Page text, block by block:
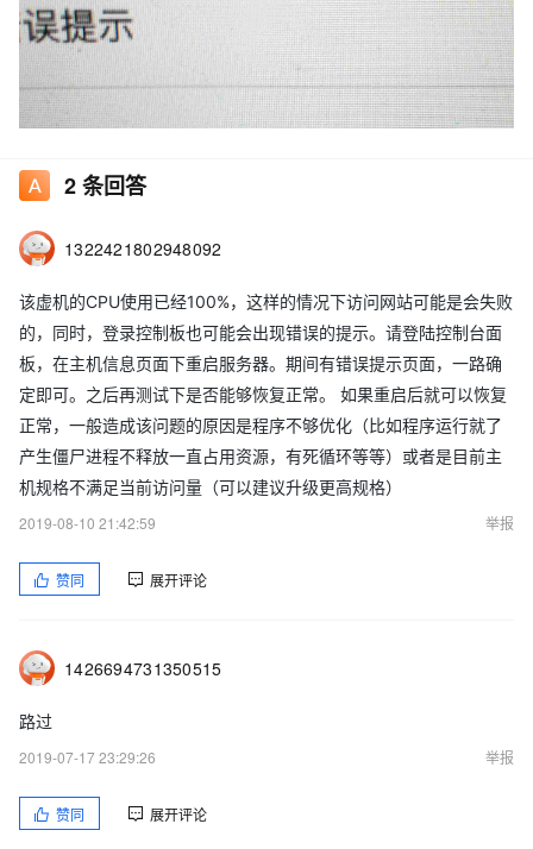
2条回答
1322421802948092
该虚机的CPU使用已经100%，这样的情况下访问网站可能是会失败
的，同时，登录控制板也可能会出现错误的提示。请登陆控制台面
板，在主机信息页面下重启服务器。期间有错误提示页面，一路确
定即可。之后再测试下是否能够恢复正常。 如果重启后就可以恢复
正常，一般造成该问题的原因是程序不够优化（比如程序运行就了
产生僵尸进程不释放一直占用资源，有死循环等等）或者是目前主
机规格不满足当前访问量（可以建议升级更高规格）
2019-08-10 21:42:59
举报
赞同 展开评论
1426694731350515
路过
2019-07-17 23:29:26
举报
赞同 展开评论